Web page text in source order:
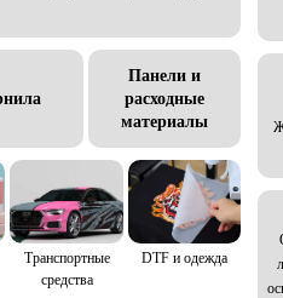
Панели и
расходные
материалы
Транспортные
средства
DTF и одежда